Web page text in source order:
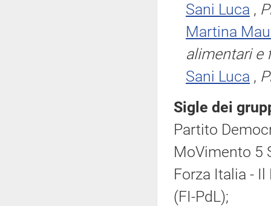
Sani Luca ,
Martina
alimentari e
Sani Luca ,
Sigle dei
Partito
MoVimento 5
Forza Italia -
(FI-PdL);